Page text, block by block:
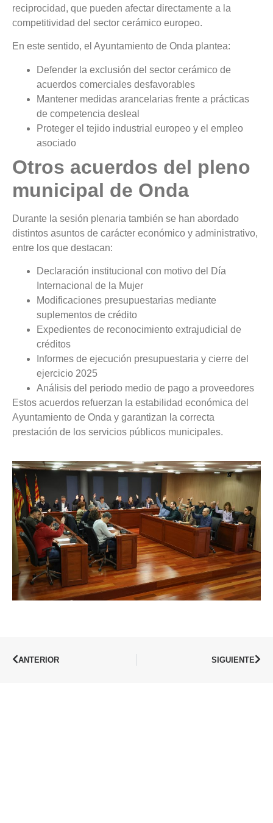
reciprocidad, que pueden afectar directamente a la
competitividad del sector cerámico europeo.
En este sentido, el Ayuntamiento de Onda plantea:
Defender la exclusión del sector cerámico de
acuerdos comerciales desfavorables
Mantener medidas arancelarias frente a prácticas
de competencia desleal
Proteger el tejido industrial europeo y el empleo
asociado
Otros acuerdos del pleno
municipal de Onda
Durante la sesión plenaria también se han abordado
distintos asuntos de carácter económico y administrativo,
entre los que destacan:
Declaración institucional con motivo del Día
Internacional de la Mujer
Modificaciones presupuestarias mediante
suplementos de crédito
Expedientes de reconocimiento extrajudicial de
créditos
Informes de ejecución presupuestaria y cierre del
ejercicio 2025
Análisis del periodo medio de pago a proveedores
Estos acuerdos refuerzan la estabilidad económica del
Ayuntamiento de Onda y garantizan la correcta
prestación de los servicios públicos municipales.
ANTERIOR SIGUIENTE